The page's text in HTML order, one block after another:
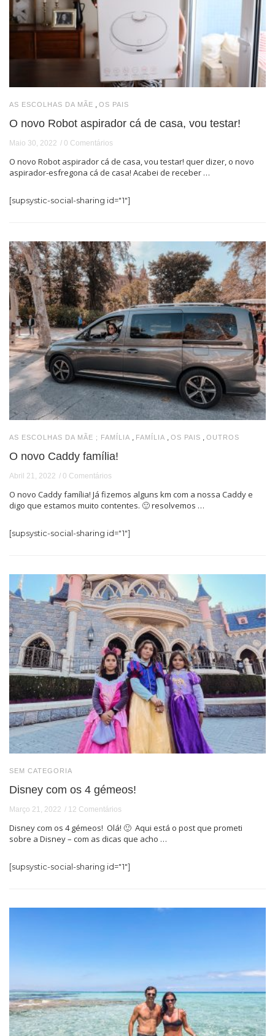
AS ESCOLHAS DA MÃE OS PAIS
O novo Robot aspirador cá de casa, vou testar!
Maio 30, 2022 0 Comentários
O novo Robot aspirador cá de casa, vou testar! quer dizer, o novo
aspirador-esfregona cá de casa! Acabei de receber …
[supsystic-social-sharing id="1"]
AS ESCOLHAS DA MÃE ; FAMÍLIA , FAMÍLIA , OS PAIS , OUTROS
O novo Caddy família!
Abril 21, 2022 0 Comentários
O novo Caddy família! Já fizemos alguns km com a nossa Caddy e
digo que estamos muito contentes. 🙂 resolvemos …
[supsystic-social-sharing id="1"]
SEM CATEGORIA
Disney com os 4 gémeos!
Março 21, 2022 12 Comentários
Disney com os 4 gémeos! Olá! 🙂 Aqui está o post que prometi
sobre a Disney – com as dicas que acho …
[supsystic-social-sharing id="1"]